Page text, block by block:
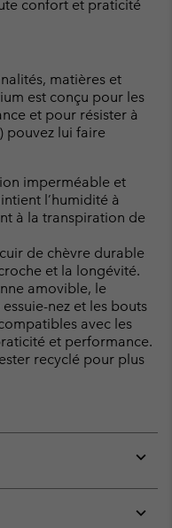
confort et praticité
matières et
est conçu pour les
et pour résister à
pouvez lui faire
imperméable et
l’humidité à
à la transpiration de
de chèvre durable
et la longévité.
amovible, le
nez et les bouts
avec les
et performance.
recyclé pour plus
or